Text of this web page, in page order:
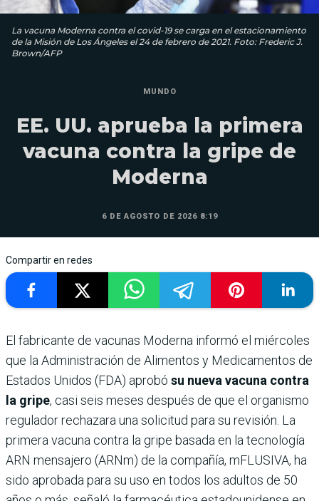
La vacuna Moderna contra el covid-19 se carga en el estacionamiento
de la Misión de Los Ángeles el 24 de febrero de 2021. Foto: Frederic J.
Brown/AFP
MUNDO
EE. UU. aprueba la primera
vacuna contra la gripe de
Moderna
6 DE AGOSTO DE 2026 8:19
Compartir en redes
El fabricante de vacunas Moderna informó el miércoles
que la Administración de Alimentos y Medicamentos de
Estados Unidos (FDA) aprobó su nueva vacuna contra
la gripe, casi seis meses después de que el organismo
regulador rechazara una solicitud para su revisión. La
primera vacuna contra la gripe basada en la tecnología
ARN mensajero (ARNm) de la compañía, mFLUSIVA, ha
sido aprobada para su uso en todos los adultos de 50